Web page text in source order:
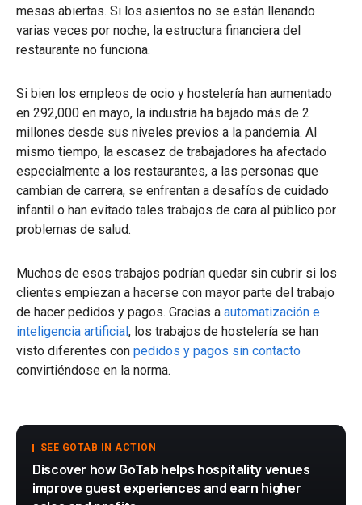
mesas abiertas. Si los asientos no se están llenando
varias veces por noche, la estructura financiera del
restaurante no funciona.
Si bien los empleos de ocio y hostelería han aumentado
en 292,000 en mayo, la industria ha bajado más de 2
millones desde sus niveles previos a la pandemia. Al
mismo tiempo, la escasez de trabajadores ha afectado
especialmente a los restaurantes, a las personas que
cambian de carrera, se enfrentan a desafíos de cuidado
infantil o han evitado tales trabajos de cara al público por
problemas de salud.
Muchos de esos trabajos podrían quedar sin cubrir si los
clientes empiezan a hacerse con mayor parte del trabajo
de hacer pedidos y pagos. Gracias a automatización e
inteligencia artificial, los trabajos de hostelería se han
visto diferentes con pedidos y pagos sin contacto
convirtiéndose en la norma.
SEE GOTAB IN ACTION
Discover how GoTab helps hospitality venues
improve guest experiences and earn higher